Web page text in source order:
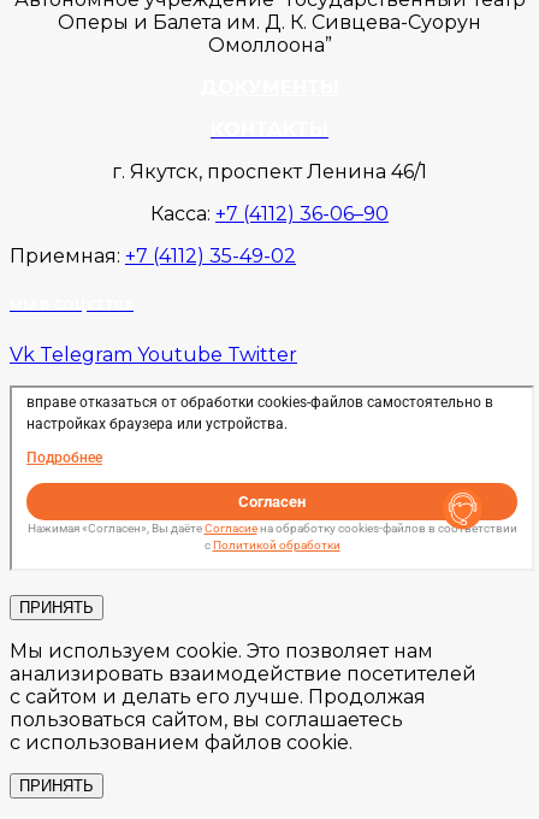
Оперы и Балета им. Д. К. Сивцева-Суорун
Омоллоона”
г. Якутск, проспект Ленина 46/1
Касса: +7 (4112) 36-06–90
Приемная: +7 (4112) 35-49-02
Vk Telegram Youtube Twitter
ПРИНЯТЬ
Мы используем cookie. Это позволяет нам
анализировать взаимодействие посетителей
с сайтом и делать его лучше. Продолжая
пользоваться сайтом, вы соглашаетесь
с использованием файлов cookie.
ПРИНЯТЬ